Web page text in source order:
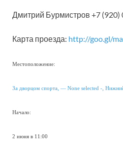
Дмитрий Бурмистров +7 (920)
Карта проезда: http://goo.gl/
Местоположение:
За дворцом спорта, — None selected -,
Начало:
2 июня в 11:00